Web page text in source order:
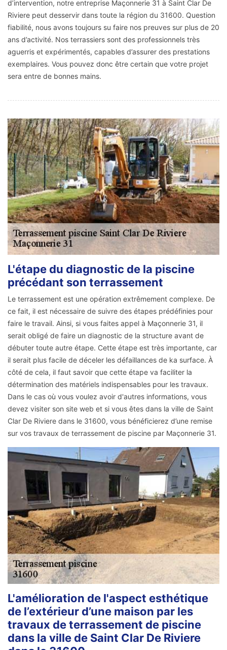
d’intervention, notre entreprise Maçonnerie 31 à Saint Clar De
Riviere peut desservir dans toute la région du 31600. Question
fiabilité, nous avons toujours su faire nos preuves sur plus de 20
ans d’activité. Nos terrassiers sont des professionnels très
aguerris et expérimentés, capables d’assurer des prestations
exemplaires. Vous pouvez donc être certain que votre projet
sera entre de bonnes mains.
L'étape du diagnostic de la piscine
précédant son terrassement
Le terrassement est une opération extrêmement complexe. De
ce fait, il est nécessaire de suivre des étapes prédéfinies pour
faire le travail. Ainsi, si vous faites appel à Maçonnerie 31, il
serait obligé de faire un diagnostic de la structure avant de
débuter toute autre étape. Cette étape est très importante, car
il serait plus facile de déceler les défaillances de ka surface. À
côté de cela, il faut savoir que cette étape va faciliter la
détermination des matériels indispensables pour les travaux.
Dans le cas où vous voulez avoir d'autres informations, vous
devez visiter son site web et si vous êtes dans la ville de Saint
Clar De Riviere dans le 31600, vous bénéficierez d’une remise
sur vos travaux de terrassement de piscine par Maçonnerie 31.
L'amélioration de l'aspect esthétique
de l’extérieur d’une maison par les
travaux de terrassement de piscine
dans la ville de Saint Clar De Riviere